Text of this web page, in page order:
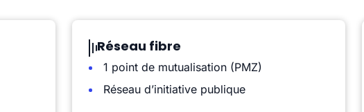
Réseau fibre
1 point de mutualisation (PMZ)
Réseau d’initiative publique